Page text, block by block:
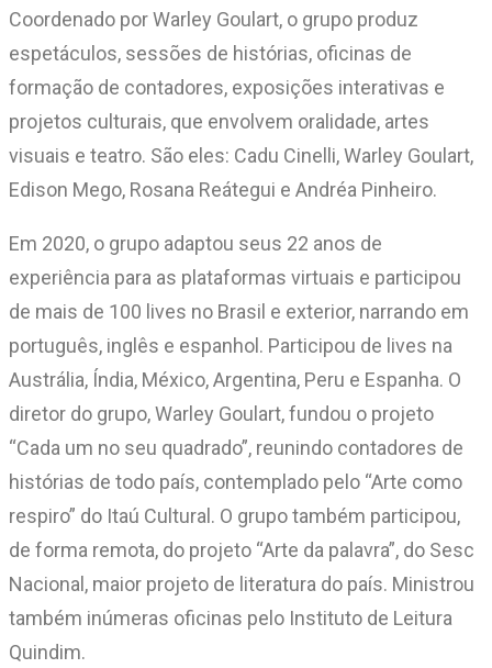
Coordenado por Warley Goulart, o grupo produz
espetáculos, sessões de histórias, oficinas de
formação de contadores, exposições interativas e
projetos culturais, que envolvem oralidade, artes
visuais e teatro. São eles: Cadu Cinelli, Warley Goulart,
Edison Mego, Rosana Reátegui e Andréa Pinheiro.
Em 2020, o grupo adaptou seus 22 anos de
experiência para as plataformas virtuais e participou
de mais de 100 lives no Brasil e exterior, narrando em
português, inglês e espanhol. Participou de lives na
Austrália, Índia, México, Argentina, Peru e Espanha. O
diretor do grupo, Warley Goulart, fundou o projeto
“Cada um no seu quadrado”, reunindo contadores de
histórias de todo país, contemplado pelo “Arte como
respiro” do Itaú Cultural. O grupo também participou,
de forma remota, do projeto “Arte da palavra”, do Sesc
Nacional, maior projeto de literatura do país. Ministrou
também inúmeras oficinas pelo Instituto de Leitura
Quindim.